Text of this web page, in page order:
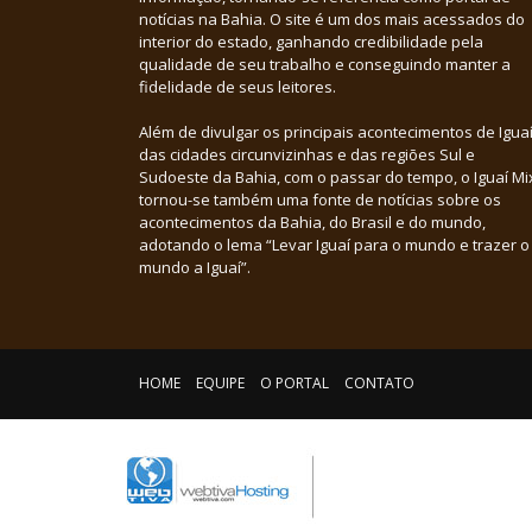
notícias na Bahia. O site é um dos mais acessados do
interior do estado, ganhando credibilidade pela
qualidade de seu trabalho e conseguindo manter a
fidelidade de seus leitores.
Além de divulgar os principais acontecimentos de
das cidades circunvizinhas e das regiões Sul e
Sudoeste da Bahia, com o passar do tempo, o Iguaí
tornou-se também uma fonte de notícias sobre os
acontecimentos da Bahia, do Brasil e do mundo,
adotando o lema “Levar Iguaí para o mundo e trazer o
mundo a Iguaí”.
HOME EQUIPE O PORTAL CONTATO